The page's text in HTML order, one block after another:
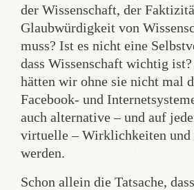
der Wissenschaft, der
Glaubwürdigkeit von
muss? Ist es nicht eine
dass Wissenschaft wichtig
hätten wir ohne sie nicht mal
Facebook- und
auch alternative – und auf
virtuelle – Wirklichkeiten und
werden.
Schon allein die Tatsache,